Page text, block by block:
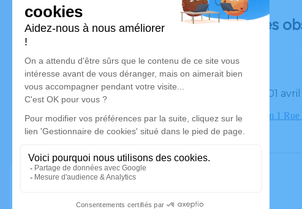
Déroulé des
Le mardi 01
Crématorium 1